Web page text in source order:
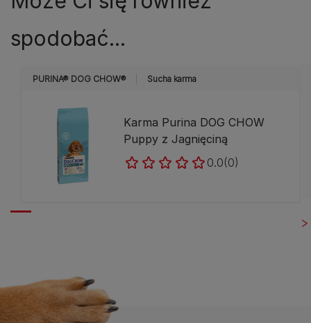
spodobać...
PURINA® DOG CHOW® Sucha karma
Karma Purina DOG CHOW
Puppy z Jagnięciną
0.0(0)